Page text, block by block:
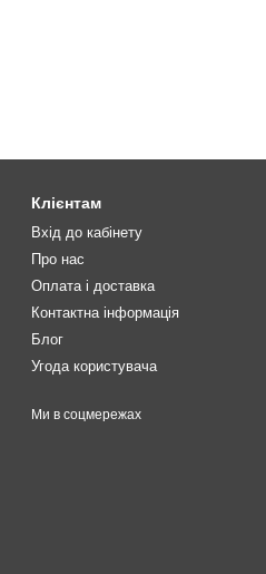
Клієнтам
Вхід до кабінету
Про нас
Оплата і доставка
Контактна інформація
Блог
Угода користувача
Ми в соцмережах